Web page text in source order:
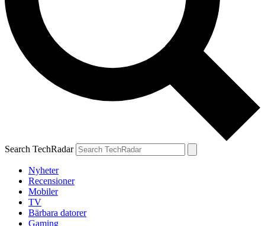
Search TechRadar
Nyheter
Recensioner
Mobiler
TV
Bärbara datorer
Gaming